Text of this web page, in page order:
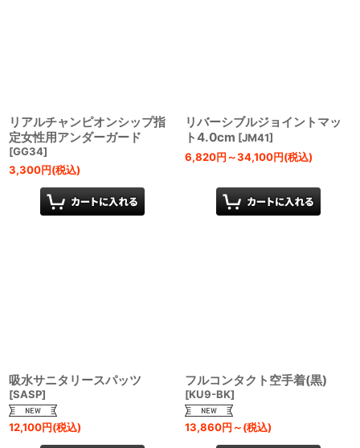
リアルチャンピオンシップ指
定女性用アンダーガード
[GG34]
3,300円(税込)
リバーシブルジョイントマッ
ト4.0cm [JM41]
6,820円～34,100円(税込)
吸水サニタリースパッツ
[SASP]
12,100円(税込)
フルコンタクト空手着(黒)
[KU9-BK]
13,860円～(税込)